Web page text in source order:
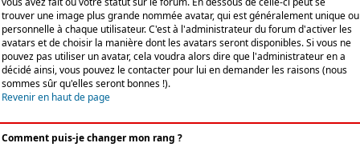
trouver une image plus grande nommée avatar, qui est généralement unique ou
personnelle à chaque utilisateur. C'est à l'administrateur du forum d'activer les
avatars et de choisir la manière dont les avatars seront disponibles. Si vous ne
pouvez pas utiliser un avatar, cela voudra alors dire que l'administrateur en a
décidé ainsi, vous pouvez le contacter pour lui en demander les raisons (nous
sommes sûr qu'elles seront bonnes !).
Revenir en haut de page
Comment puis-je changer mon rang ?